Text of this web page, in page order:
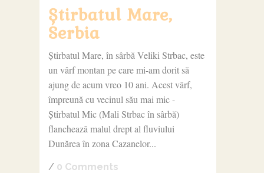
Știrbatul Mare,
Serbia
Știrbatul Mare, în sârbă Veliki Strbac, este
un vârf montan pe care mi-am dorit să
ajung de acum vreo 10 ani. Acest vârf,
împreună cu vecinul său mai mic -
Știrbatul Mic (Mali Strbac în sârbă)
flanchează malul drept al fluviului
Dunărea în zona Cazanelor...
/ 0 Comments